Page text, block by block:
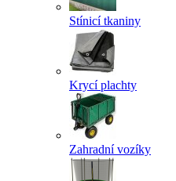
Stínicí tkaniny
Krycí plachty
Zahradní vozíky